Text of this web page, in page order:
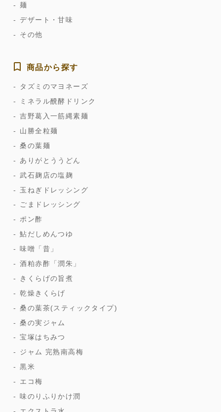
麺
デザート・甘味
その他
商品から探す
タズミのマヨネーズ
ミネラル醗酵ドリンク
吉野葛入一筋縄素麺
山勝全粒麺
桑の葉麺
ありがとううどん
武石麹店の塩麹
玉ねぎドレッシング
ごまドレッシング
ポン酢
鮎だしめんつゆ
味噌「昔」
酒粕赤酢「潤朱」
きくらげの旨煮
乾燥きくらげ
桑の葉茶(スティックタイプ)
桑の実ジャム
宝塚はちみつ
ジャム 完熟南高梅
黒米
エコ梅
味のりふりかけ潤